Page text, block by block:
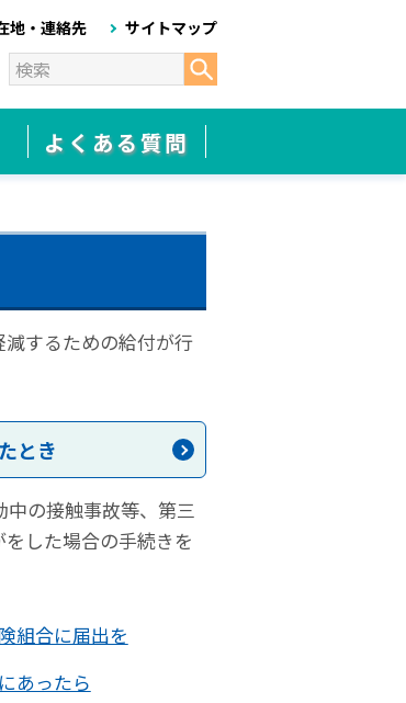
地・連絡先 サイトマップ
よくある質問
するための給付が行
とき
中の接触事故等、第三
した場合の手続きを
組合に届出を
あったら